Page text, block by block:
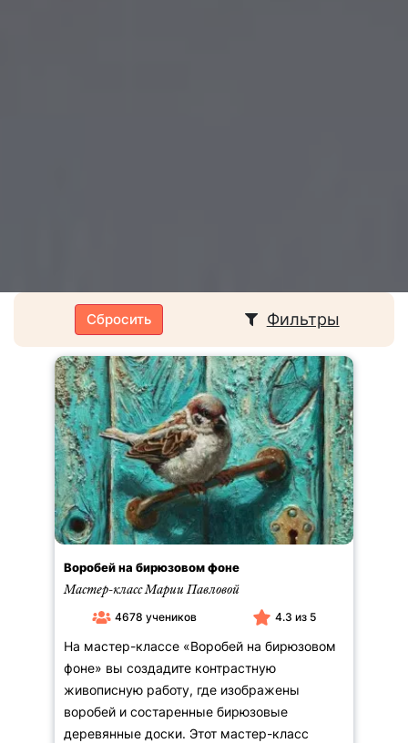
Тип урока
Курс с обратной связью
Мастер-класс
Лекция
Курс
Быстрый урок
Материалы
Акварель
Пастель
Масло
Гуашь
Карандаш
Маркеры
Стиль и направление
Живопись
Цифровая иллюстрация
Леттеринг, Каллиграфия, Типографика
Декоративно-прикладное искусство
История искусств
Ботаническая живопись
Скетчинг
Автор урока
Ольга Абрамова (4)
Марина Адамова (1)
Татьяна Анисимова (14)
Андрей Аринушкин (2)
Елена Базанова (61)
Юлия Барминова (26)
Подборки
Академия
Зимние уроки
Синтез искусств
Цветы кругом
Цена
-
Фильтры
Сбросить
Воробей на бирюзовом фоне
Мастер-класс Марии Павловой
4678 учеников 4.3 из 5
На мастер-классе «Воробей на бирюзовом
фоне» вы создадите контрастную
живописную работу, где изображены
воробей и состаренные бирюзовые
деревянные доски. Этот мастер-класс